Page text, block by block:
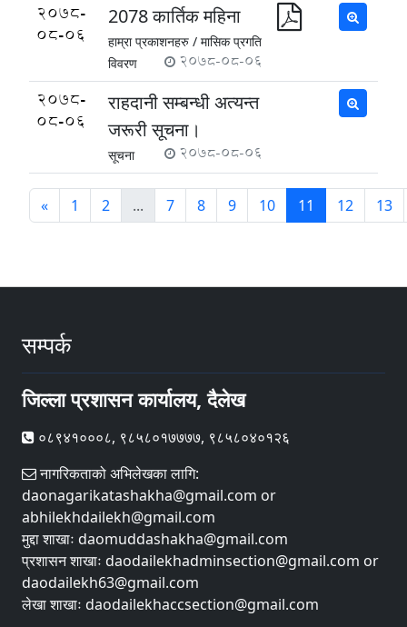
2078-
08-06
2078 कार्तिक महिना
हाम्रा प्रकाशनहरु / मासिक प्रगति
विवरण
2078-08-06
2078-
08-06
राहदानी सम्बन्धी अत्यन्त
जरूरी सूचना।
सूचना 2078-08-06
« 1 2 ... 7 8 9 10 11 12 13
सम्पर्क
जिल्ला प्रशासन कार्यालय, दैलेख
०८९४१०००८, ९८५८०१७७७७, ९८५८०४०१२६
नागरिकताको अभिलेखका लागि:
daonagarikatashakha@gmail.com or
abhilekhdailekh@gmail.com
मुद्दा शाखाः daomuddashakha@gmail.com
प्रशासन शाखाः daodailekhadminsection@gmail.com or
daodailekh63@gmail.com
लेखा शाखाः daodailekhaccsection@gmail.com